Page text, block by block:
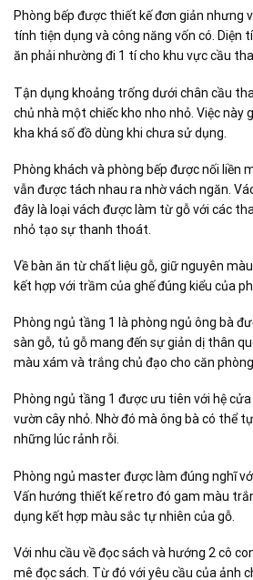
Phòng bếp được thiết kế đơn giản nhưng
tính tiện dụng và công năng vốn có. Diện
ăn phải nhường đi 1 tí cho khu vực cầu
Tận dụng khoảng trống dưới chân cầu
chủ nhà một chiếc kho nho nhỏ. Việc này
kha khá số đồ dùng khi chưa sử dụng.
Phòng khách và phòng bếp được nối liền
vẫn được tách nhau ra nhờ vách ngăn.
đây là loại vách được làm từ gỗ với các
nhỏ tạo sự thanh thoát.
Về bàn ăn từ chất liệu gỗ, giữ nguyên
kết hợp với trầm của ghế đúng kiểu của
Phòng ngủ tầng 1 là phòng ngủ ông bà
sàn gỗ, tủ gỗ mang đến sự giản dị thân
màu xám và trắng chủ đạo cho căn
Phòng ngủ tầng 1 được ưu tiên với hệ
vườn cây nhỏ. Nhờ đó mà ông bà có thể
những lúc rảnh rỗi.
Phòng ngủ master được làm đúng nghĩ
Vấn hướng thiết kế retro đó gam màu
dụng kết hợp màu sắc tự nhiên của gỗ.
Với nhu cầu về đọc sách và hướng 2 cô
mê đọc sách. Từ đó với yêu cầu của ảnh